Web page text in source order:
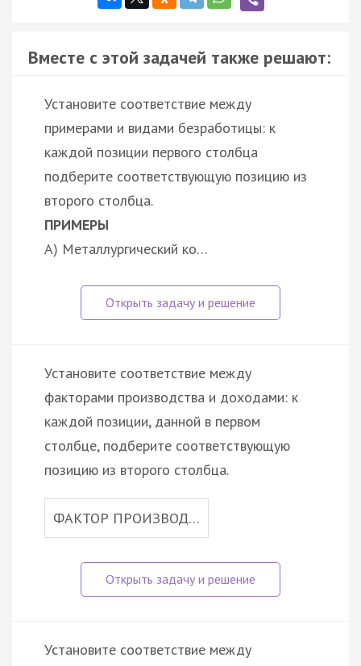
Вместе с этой задачей также решают:
Установите соответствие между
примерами и видами безработицы: к
каждой позиции первого столбца
подберите соответствующую позицию из
второго столбца.
ПРИМЕРЫ
А) Металлургический ко…
Установите соответствие между
факторами производства и доходами: к
каждой позиции, данной в первом
столбце, подберите соответствующую
позицию из второго столбца.
ФАКТОР ПРОИЗВОД…
Установите соответствие между